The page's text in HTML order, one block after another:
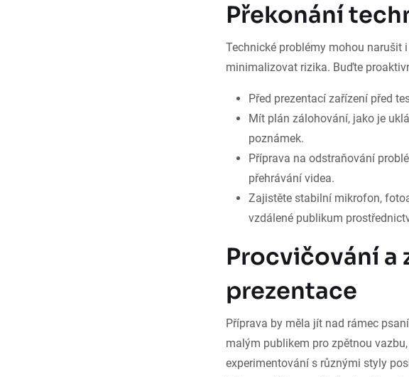
Překonání
Technické problémy mohou narušit
minimalizovat rizika. Buďte
Před prezentací zařízení před
Mít plán zálohování, jako je
poznámek.
Příprava na odstraňování
přehrávání videa.
Zajistěte stabilní mikrofon,
vzdálené publikum
Procvičování a
prezentace
Příprava by měla jít nad rámec
malým publikem pro zpětnou
experimentování s různými styly